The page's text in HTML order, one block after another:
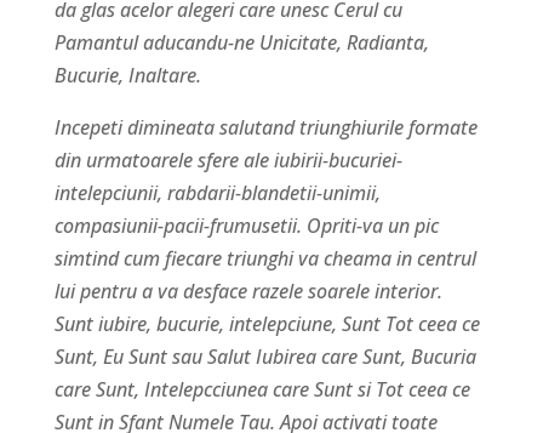
da glas acelor alegeri care unesc Cerul cu
Pamantul aducandu-ne Unicitate, Radianta,
Bucurie, Inaltare.
Incepeti dimineata salutand triunghiurile formate
din urmatoarele sfere ale iubirii-bucuriei-
intelepciunii, rabdarii-blandetii-unimii,
compasiunii-pacii-frumusetii. Opriti-va un pic
simtind cum fiecare triunghi va cheama in centrul
lui pentru a va desface razele soarele interior.
Sunt iubire, bucurie, intelepciune, Sunt Tot ceea ce
Sunt, Eu Sunt sau Salut Iubirea care Sunt, Bucuria
care Sunt, Intelepcciunea care Sunt si Tot ceea ce
Sunt in Sfant Numele Tau. Apoi activati toate